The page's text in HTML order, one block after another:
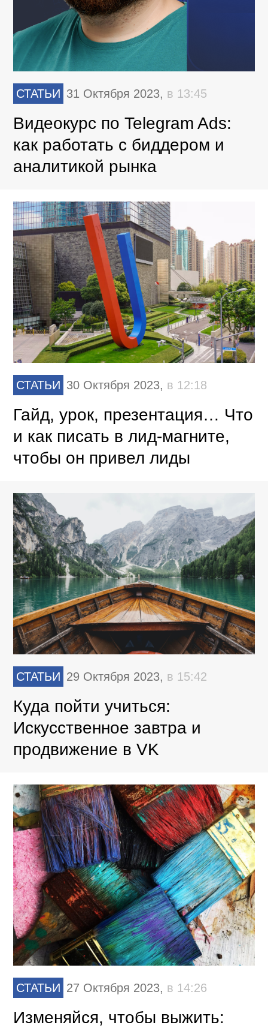
СТАТЬИ 31 Октября 2023, в 13:45
Видеокурс по Telegram Ads:
как работать с биддером и
аналитикой рынка
СТАТЬИ 30 Октября 2023, в 12:18
Гайд, урок, презентация… Что
и как писать в лид-магните,
чтобы он привел лиды
СТАТЬИ 29 Октября 2023, в 15:42
Куда пойти учиться:
Искусственное завтра и
продвижение в VK
СТАТЬИ 27 Октября 2023, в 14:26
Изменяйся, чтобы выжить: